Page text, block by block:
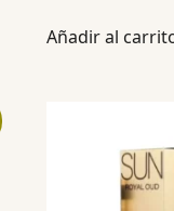
Añadir al